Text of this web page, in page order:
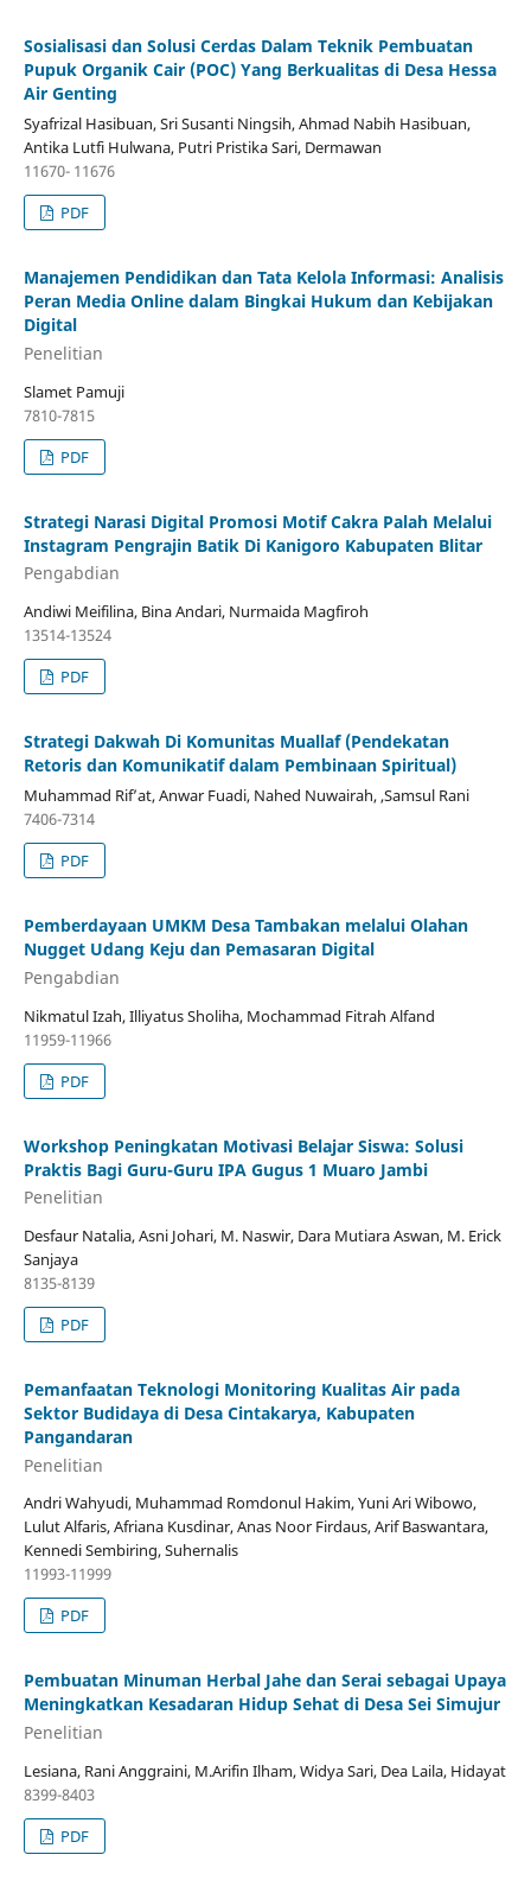
Sosialisasi dan Solusi Cerdas Dalam Teknik Pembuatan
Pupuk Organik Cair (POC) Yang Berkualitas di Desa Hessa
Air Genting
Syafrizal Hasibuan, Sri Susanti Ningsih, Ahmad Nabih Hasibuan,
Antika Lutfi Hulwana, Putri Pristika Sari, Dermawan
11670- 11676
PDF
Manajemen Pendidikan dan Tata Kelola Informasi: Analisis
Peran Media Online dalam Bingkai Hukum dan Kebijakan
Digital
Penelitian
Slamet Pamuji
7810-7815
PDF
Strategi Narasi Digital Promosi Motif Cakra Palah Melalui
Instagram Pengrajin Batik Di Kanigoro Kabupaten Blitar
Pengabdian
Andiwi Meifilina, Bina Andari, Nurmaida Magfiroh
13514-13524
PDF
Strategi Dakwah Di Komunitas Muallaf (Pendekatan
Retoris dan Komunikatif dalam Pembinaan Spiritual)
Muhammad Rif’at, Anwar Fuadi, Nahed Nuwairah, ,Samsul Rani
7406-7314
PDF
Pemberdayaan UMKM Desa Tambakan melalui Olahan
Nugget Udang Keju dan Pemasaran Digital
Pengabdian
Nikmatul Izah, Illiyatus Sholiha, Mochammad Fitrah Alfand
11959-11966
PDF
Workshop Peningkatan Motivasi Belajar Siswa: Solusi
Praktis Bagi Guru-Guru IPA Gugus 1 Muaro Jambi
Penelitian
Desfaur Natalia, Asni Johari, M. Naswir, Dara Mutiara Aswan, M. Erick
Sanjaya
8135-8139
PDF
Pemanfaatan Teknologi Monitoring Kualitas Air pada
Sektor Budidaya di Desa Cintakarya, Kabupaten
Pangandaran
Penelitian
Andri Wahyudi, Muhammad Romdonul Hakim, Yuni Ari Wibowo,
Lulut Alfaris, Afriana Kusdinar, Anas Noor Firdaus, Arif Baswantara,
Kennedi Sembiring, Suhernalis
11993-11999
PDF
Pembuatan Minuman Herbal Jahe dan Serai sebagai Upaya
Meningkatkan Kesadaran Hidup Sehat di Desa Sei Simujur
Penelitian
Lesiana, Rani Anggraini, M.Arifin Ilham, Widya Sari, Dea Laila, Hidayat
8399-8403
PDF